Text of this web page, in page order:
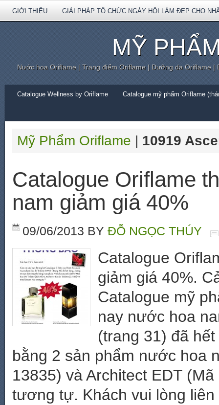
GIỚI THIỆU GIẢI PHÁP TỔ CHỨC NGÀY HỘI LÀM ĐẸP CHO
MỸ
Nước hoa Oriflame | Trang điểm Oriflame | Dưỡng da Oriflame
Catalogue Wellness by Oriflame Catalogue mỹ phẩm Oriflame
Mỹ Phẩm Oriflame | 10919
Catalogue Oriflame
nam giảm giá 40%
09/06/2013 BY ĐỖ NGỌC THÚY
Catalogue
giảm giá 40%.
Catalogue mỹ
nay nước hoa
(trang 31) đã
bằng 2 sản phẩm nước hoa
13835) và Architect EDT
tương tự. Khách vui lòng